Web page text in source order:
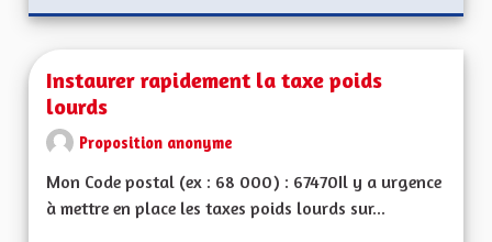
Instaurer rapidement la taxe poids
lourds
Proposition anonyme
Mon Code postal (ex : 68 000) : 67470Il y a urgence
à mettre en place les taxes poids lourds sur...